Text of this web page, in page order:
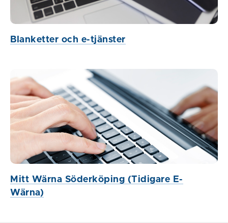
Blanketter och e-tjänster
Mitt Wärna Söderköping (Tidigare E-
Wärna)